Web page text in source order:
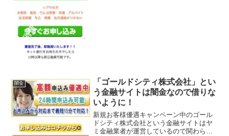
闇金
「ゴールドシティ株式会社」とい
う金融サイトは闇金なので借りな
いように！
新規お客様優遇キャンペーン中のゴール
ドシティ株式会社という金融サイトはヤ
ミ金融業者が運営しているので関わらな